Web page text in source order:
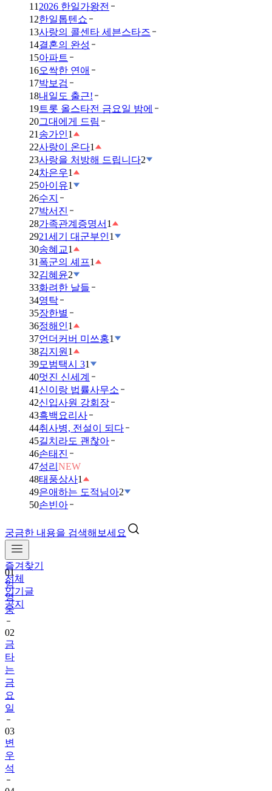
11 2026 한일가왕전
12한일톱텐쇼
13사랑의 콜센타 세븐스타즈
14결혼의 완성
15아파트
16오싹한 연애
17박보검
18내일도 출근!
19트롯 올스타전 금요일 밤에
20그대에게 드림
21 송가인1
22사랑이 온다1
23사랑을 처방해 드립니다2
24차은우1
25아이유1
26수지
27박서진
28가족관계증명서 1
2921세기 대군부인1
30송혜교1
31 폭군의 셰프1
32김혜윤2
33화려한 날들
34영탁
35장한별
36정해인1
37언더커버 미쓰홍1
38김지원 1
39모범택시 31
40멋진 신세계
41 신이랑 법률사무소
42신입사원 강회장
43흑백요리사
44취사병, 전설이 되다
45길치라도 괜찮아
46손태진
47성리 NEW
48태풍상사1
49은애하는 도적님아2
50손빈아
궁금한 내용을 검색해보세요
즐겨찾기
전체
인기글
공지
01
임
영
웅
02
금
타
는
금
요
일
03
변
우
석